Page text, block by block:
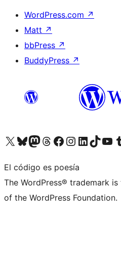
WordPress.com ↗
Matt ↗
bbPress ↗
BuddyPress ↗
Visita nuestra cuenta de X (anteriormente Twitter)
Visita nuestra cuenta de Bluesky
Visita nuestra cuenta de Mastodon
Visita nuestra cuenta de Threads
Visita nuestra página de Facebook
Visita nuestra cuenta de
Visita nuestra cuenta de
Visita nuestra cuenta de
Visita
El código es poesía
The WordPress® trademark
of the WordPress Foundation.